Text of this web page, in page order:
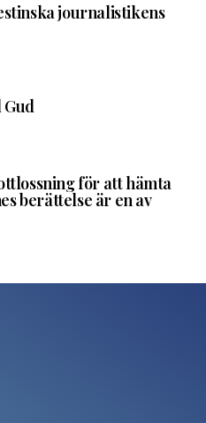
journalistikens
för att hämta
berättelse är en av